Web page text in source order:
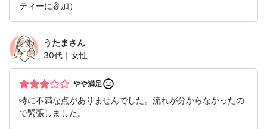
ティーに参加）
うたま さん
30代｜女性
やや満足
特に不満な点がありませんでした。流れが分からなかったの
で緊張しました。